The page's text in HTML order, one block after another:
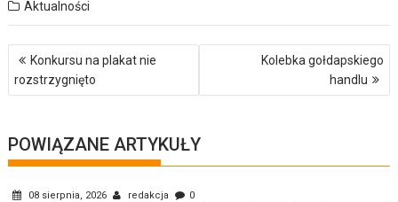
Aktualności
Nawigacja
wpisu
Konkursu na plakat nie
rozstrzygnięto
Kolebka gołdapskiego
handlu
POWIĄZANE ARTYKUŁY
08 sierpnia, 2026 redakcja 0